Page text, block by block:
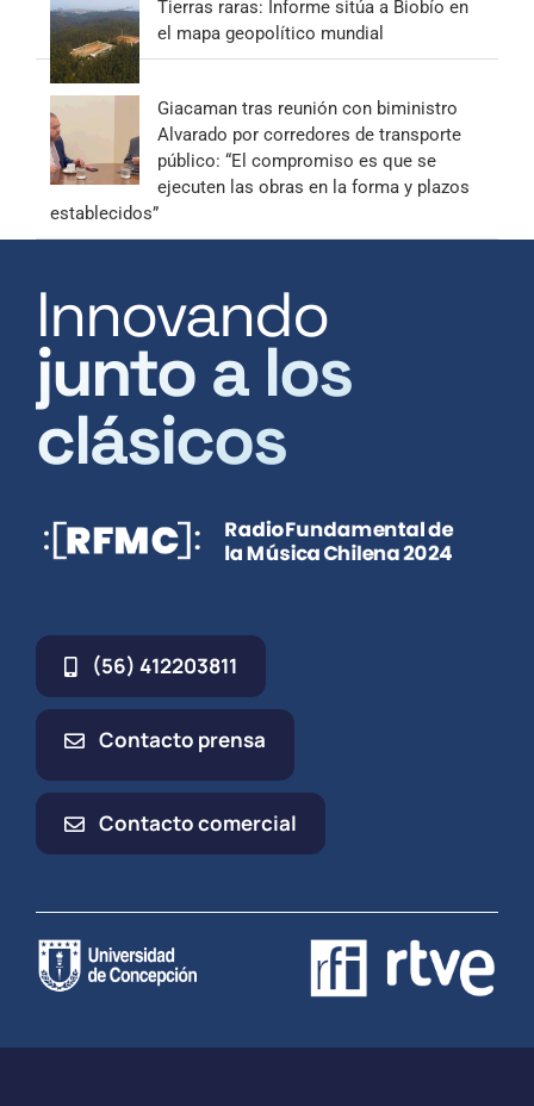
Tierras raras: Informe sitúa a Biobío en
el mapa geopolítico mundial
Giacaman tras reunión con biministro
Alvarado por corredores de transporte
público: “El compromiso es que se
ejecuten las obras en la forma y plazos
establecidos”
Innovando
junto a los
clásicos
(56) 412203811
Contacto prensa
Contacto comercial